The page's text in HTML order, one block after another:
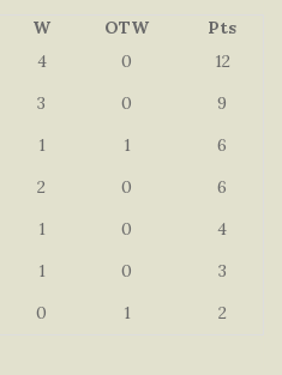
W OTW
Pts
4 0
12
3 0
9
1 1
6
2 0
6
1 0
4
1 0
3
0 1 2